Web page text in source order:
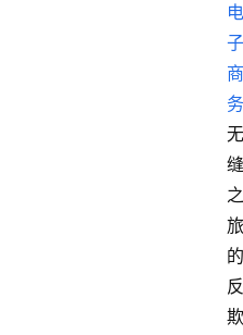
电
子
商
务
无
缝
之
旅
的
反
欺